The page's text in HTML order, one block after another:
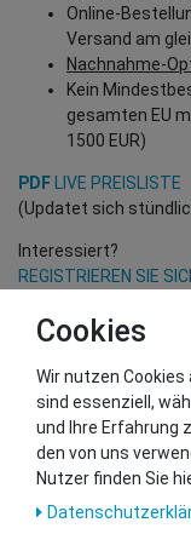
Online-
Versand am
Nachnahme-
Kein
gesamten EU
1500 EUR)
PDF LIVE PREISLISTE
(Updatet sich
Interessiert?
REGISTRIEREN SIE
(Nur für
Sie wollen uns
Kontaktieren Sie
Whatsapp:
info@gsmshop.at
Cookies
Wir nutzen Cookies
sind essenziell,
und Ihre Erfahrung
den von uns
Nutzer finden Sie